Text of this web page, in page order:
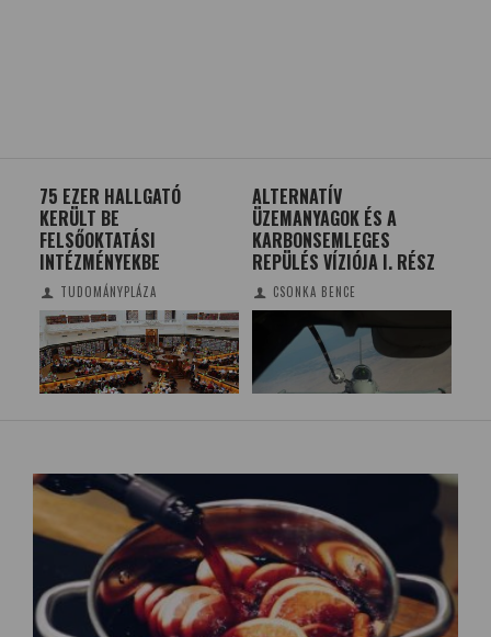
75 EZER HALLGATÓ
KERÜLT BE
FELSŐOKTATÁSI
INTÉZMÉNYEKBE
TUDOMÁNYPLÁZA
ALTERNATÍV
ÜZEMANYAGOK ÉS A
KARBONSEMLEGES
REPÜLÉS VÍZIÓJA I. RÉSZ
CSONKA BENCE